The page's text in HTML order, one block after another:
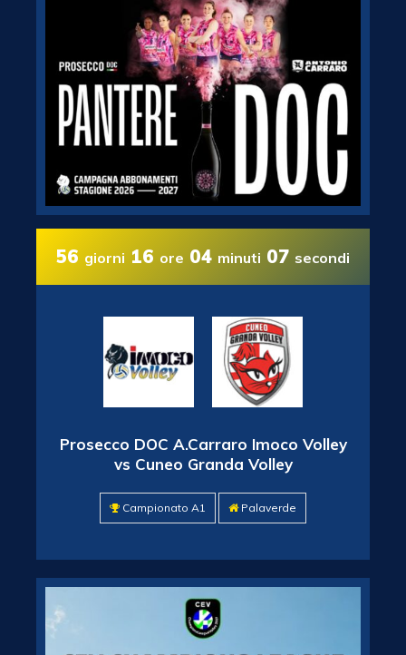
56 giorni 16 ore 04 minuti 06 secondi
Prosecco DOC A.Carraro Imoco Volley
vs Cuneo Granda Volley
Campionato A1 Palaverde